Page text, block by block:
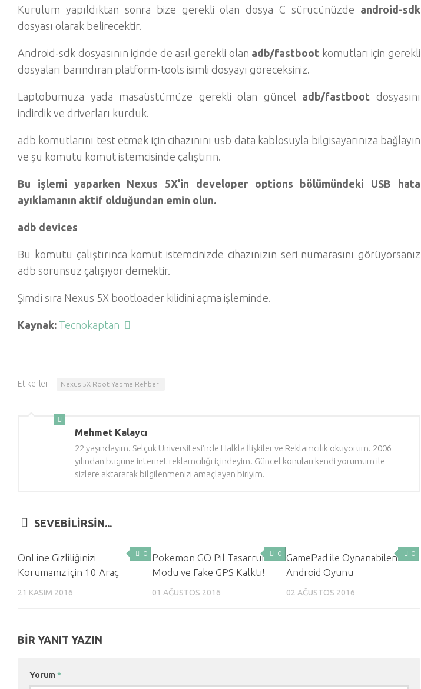
Kurulum yapıldıktan sonra bize gerekli olan dosya C sürücünüzde android-sdk
dosyası olarak belirecektir.
Android-sdk dosyasının içinde de asıl gerekli olan adb/fastboot komutları için gerekli
dosyaları barındıran platform-tools isimli dosyayı göreceksiniz.
Laptobumuza yada masaüstümüze gerekli olan güncel adb/fastboot dosyasını
indirdik ve driverları kurduk.
adb komutlarını test etmek için cihazınını usb data kablosuyla bilgisayarınıza bağlayın
ve şu komutu komut istemcisinde çalıştırın.
Bu işlemi yaparken Nexus 5X’in developer options bölümündeki USB hata
ayıklamanın aktif olduğundan emin olun.
adb devices
Bu komutu çalıştırınca komut istemcinizde cihazınızın seri numarasını görüyorsanız
adb sorunsuz çalışıyor demektir.
Şimdi sıra Nexus 5X bootloader kilidini açma işleminde.
Kaynak: Tecnokaptan
Etikerler: Nexus 5X Root Yapma Rehberi
Mehmet Kalaycı
22 yaşındayım. Selçuk Üniversitesi'nde Halkla İlişkiler ve Reklamcılık okuyorum. 2006
yılından bugüne internet reklamcılığı içindeyim. Güncel konuları kendi yorumum ile
sizlere aktararak bilgilenmenizi amaçlayan biriyim.
SEVEBILIRSIN...
0
OnLine Gizliliğinizi
Korumanız için 10 Araç
21 KASIM 2016
0
Pokemon GO Pil Tasarruf
Modu ve Fake GPS Kalktı!
01 AĞUSTOS 2016
0
GamePad ile Oynanabilen 5
Android Oyunu
02 AĞUSTOS 2016
BIR YANIT YAZIN
Yorum *